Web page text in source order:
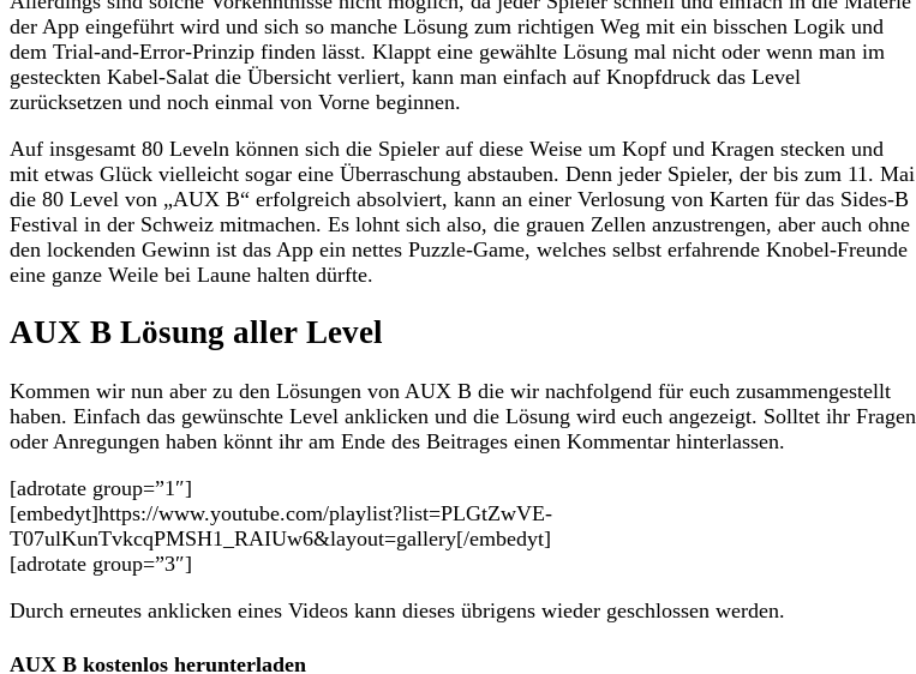
der App eingeführt wird und sich so manche Lösung zum richtigen Weg mit ein bisschen Logik und
dem Trial-and-Error-Prinzip finden lässt. Klappt eine gewählte Lösung mal nicht oder wenn man im
gesteckten Kabel-Salat die Übersicht verliert, kann man einfach auf Knopfdruck das Level
zurücksetzen und noch einmal von Vorne beginnen.
Auf insgesamt 80 Leveln können sich die Spieler auf diese Weise um Kopf und Kragen stecken und
mit etwas Glück vielleicht sogar eine Überraschung abstauben. Denn jeder Spieler, der bis zum 11. Mai
die 80 Level von „AUX B“ erfolgreich absolviert, kann an einer Verlosung von Karten für das Sides-B
Festival in der Schweiz mitmachen. Es lohnt sich also, die grauen Zellen anzustrengen, aber auch ohne
den lockenden Gewinn ist das App ein nettes Puzzle-Game, welches selbst erfahrende Knobel-Freunde
eine ganze Weile bei Laune halten dürfte.
AUX B Lösung aller Level
Kommen wir nun aber zu den Lösungen von AUX B die wir nachfolgend für euch zusammengestellt
haben. Einfach das gewünschte Level anklicken und die Lösung wird euch angezeigt. Solltet ihr Fragen
oder Anregungen haben könnt ihr am Ende des Beitrages einen Kommentar hinterlassen.
[adrotate group=”1″]
[embedyt]https://www.youtube.com/playlist?list=PLGtZwVE-
T07ulKunTvkcqPMSH1_RAIUw6&layout=gallery[/embedyt]
[adrotate group=”3″]
Durch erneutes anklicken eines Videos kann dieses übrigens wieder geschlossen werden.
AUX B kostenlos herunterladen